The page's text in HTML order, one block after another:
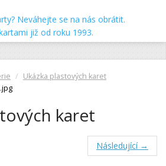
Neváhejte se na nás obrátit.
již od roku 1993.
Ukázka plastových karet
karet
Následující →